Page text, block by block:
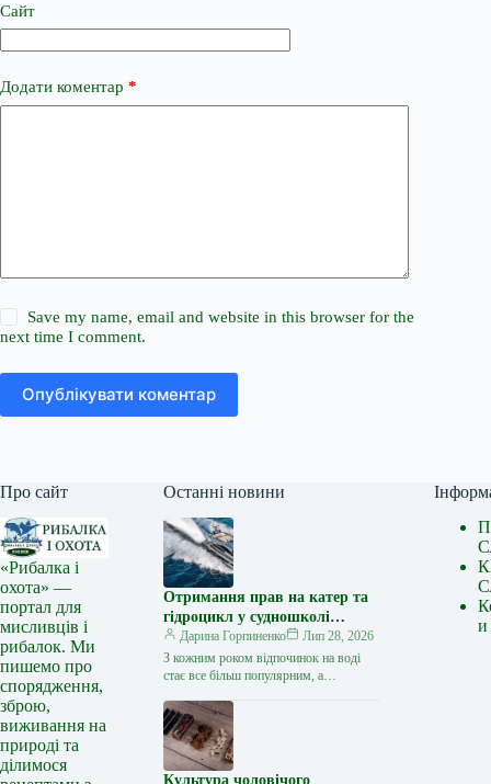
Сайт
Додати коментар *
Save my name, email and website in this browser for the
next time I comment.
Опублікувати коментар
Про сайт
«Рибалка і
охота» —
портал для
мисливців і
рибалок. Ми
пишемо про
спорядження,
зброю,
виживання на
природі та
ділимося
Останні новини
Отримання прав на катер та
гідроцикл у судношколі
«Либідь-А»: від теорії до
іспиту
Дарина Горпиненко
Лип 28, 2026
З кожним роком відпочинок на воді
стає все більш популярним, а
чи гідроциклом відкриває нові
горизонти…
Культура чоловічого
и